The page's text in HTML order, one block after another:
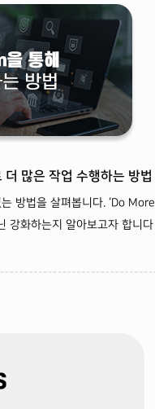
많은 작업 수행하는 방법
방법을 살펴봅니다. ‘Do More
강화하는지 알아보고자 합니다